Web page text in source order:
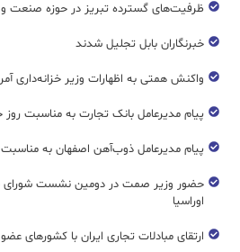
ظرفیت‌های گسترده‌ تبریز در حوزه صنعت و
خبرنگاران بابل تجلیل شدند
واکنش همتی به اظهارات وزیر خزانه‌داری
پیام مدیرعامل بانک تجارت به مناسبت روز
پیام مدیرعامل ذوب‌آهن اصفهان به مناسبت
حضور وزیر صمت در دومین نشست شورای
اوراسیا
ارتقای مبادلات تجاری ایران با کشورهای